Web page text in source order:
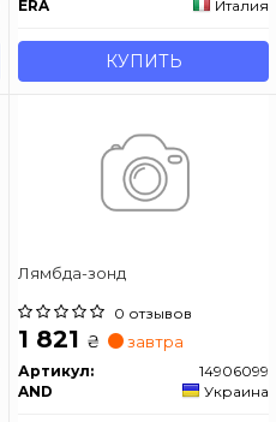
ERA Италия
КУПИТЬ
Лямбда-зонд
0 отзывов
1 821 ₴ завтра
Артикул:
14906099
AND
Украина